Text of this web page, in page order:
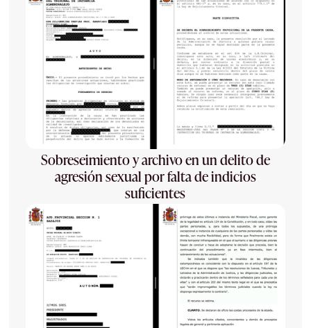
Sobreseimiento y archivo en un delito de
agresión sexual por falta de indicios
suficientes